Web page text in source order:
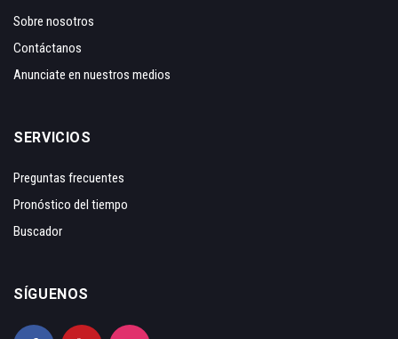
Sobre nosotros
Contáctanos
Anunciate en nuestros medios
SERVICIOS
Preguntas frecuentes
Pronóstico del tiempo
Buscador
SÍGUENOS